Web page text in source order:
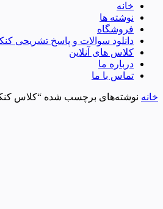
خانه
نوشته ها
فروشگاه
دانلود سوالات و پاسخ تشریحی
کلاس های آنلاین
درباره ما
تماس با ما
خانه نوشته‌های برچسب شده “کلاس